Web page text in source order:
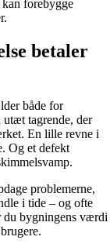
forebygge
betaler
både for
tagrende, der
En lille revne i
Og et defekt
problemerne,
i tide – og ofte
du bygningens værdi